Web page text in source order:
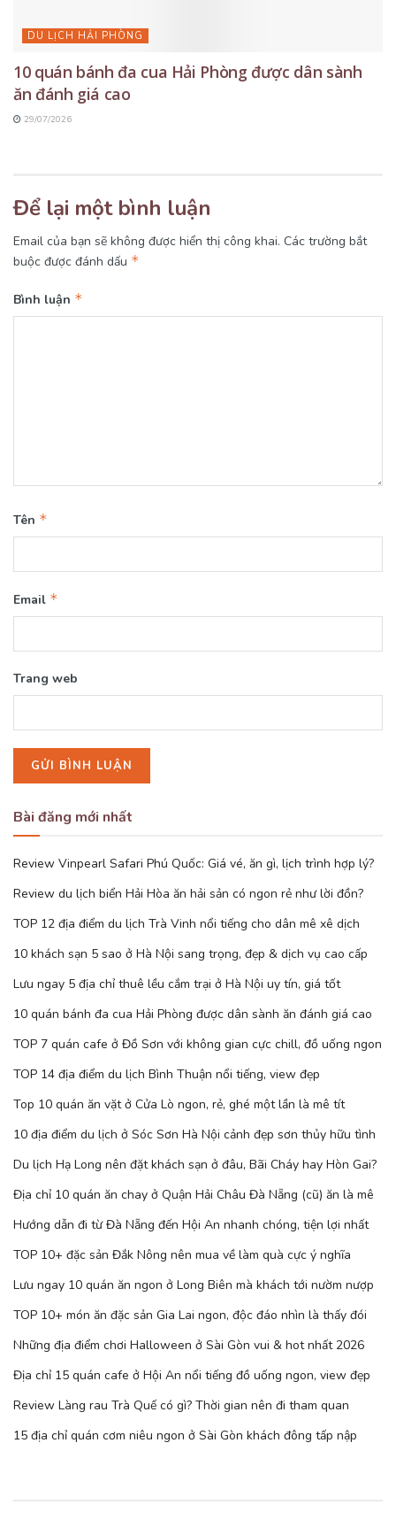
DU LỊCH HẢI PHÒNG
10 quán bánh đa cua Hải Phòng được dân sành
ăn đánh giá cao
29/07/2026
Để lại một bình luận
Email của bạn sẽ không được hiển thị công khai. Các trường bắt
buộc được đánh dấu *
Bình luận *
Tên *
Email *
Trang web
Bài đăng mới nhất
Review Vinpearl Safari Phú Quốc: Giá vé, ăn gì, lịch trình hợp lý?
Review du lịch biển Hải Hòa ăn hải sản có ngon rẻ như lời đồn?
TOP 12 địa điểm du lịch Trà Vinh nổi tiếng cho dân mê xê dịch
10 khách sạn 5 sao ở Hà Nội sang trọng, đẹp & dịch vụ cao cấp
Lưu ngay 5 địa chỉ thuê lều cắm trại ở Hà Nội uy tín, giá tốt
10 quán bánh đa cua Hải Phòng được dân sành ăn đánh giá cao
TOP 7 quán cafe ở Đồ Sơn với không gian cực chill, đồ uống ngon
TOP 14 địa điểm du lịch Bình Thuận nổi tiếng, view đẹp
Top 10 quán ăn vặt ở Cửa Lò ngon, rẻ, ghé một lần là mê tít
10 địa điểm du lịch ở Sóc Sơn Hà Nội cảnh đẹp sơn thủy hữu tình
Du lịch Hạ Long nên đặt khách sạn ở đâu, Bãi Cháy hay Hòn Gai?
Địa chỉ 10 quán ăn chay ở Quận Hải Châu Đà Nẵng (cũ) ăn là mê
Hướng dẫn đi từ Đà Nẵng đến Hội An nhanh chóng, tiện lợi nhất
TOP 10+ đặc sản Đắk Nông nên mua về làm quà cực ý nghĩa
Lưu ngay 10 quán ăn ngon ở Long Biên mà khách tới nườm nượp
TOP 10+ món ăn đặc sản Gia Lai ngon, độc đáo nhìn là thấy đói
Những địa điểm chơi Halloween ở Sài Gòn vui & hot nhất 2026
Địa chỉ 15 quán cafe ở Hội An nổi tiếng đồ uống ngon, view đẹp
Review Làng rau Trà Quế có gì? Thời gian nên đi tham quan
15 địa chỉ quán cơm niêu ngon ở Sài Gòn khách đông tấp nập